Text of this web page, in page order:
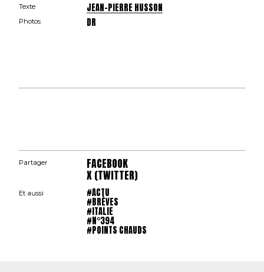
Texte JEAN-PIERRE HUSSON
Photos DR
Partager FACEBOOK
X (TWITTER)
Et aussi #ACTU
#BRÈVES
#ITALIE
#N°394
#POINTS CHAUDS